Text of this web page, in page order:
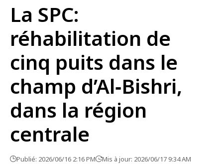
La SPC:
réhabilitation de
cinq puits dans le
champ d’Al‑Bishri,
dans la région
centrale
Publié: 2026/06/16 2:16 PM Mis à jour: 2026/06/17 9:34 AM